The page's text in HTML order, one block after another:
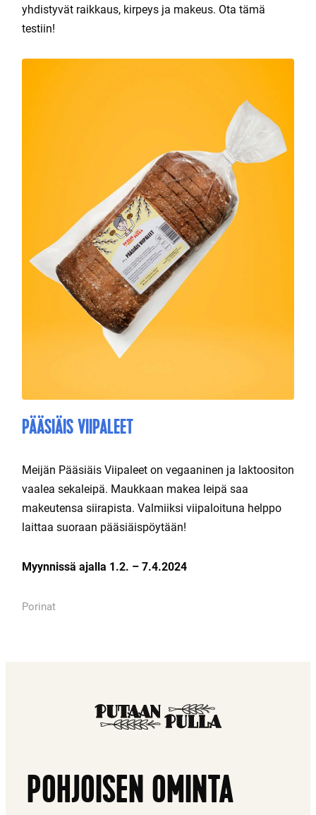
yhdistyvät raikkaus, kirpeys ja makeus. Ota tämä
testiin!
PÄÄSIÄIS VIIPALEET
Meijän Pääsiäis Viipaleet on vegaaninen ja laktoositon
vaalea sekaleipä. Maukkaan makea leipä saa
makeutensa siirapista. Valmiiksi viipaloituna helppo
laittaa suoraan pääsiäispöytään!
Myynnissä ajalla 1.2. – 7.4.2024
Porinat
POHJOISEN OMINTA